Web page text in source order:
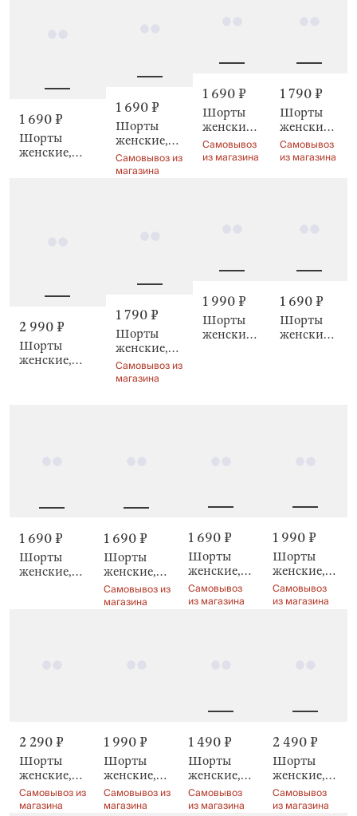
1 690 ₽
Шорты
женские,
1 690 ₽
Шорты
женские,
Elodie
Самовывоз из
магазина
1 690 ₽
Шорты
женские,
Nirla
Самовывоз
из магазина
1 790 ₽
Шорты
женские,
с
рюшами,
Самовывоз
из магазина
2 990 ₽
Шорты
женские,
1 790 ₽
Шорты
женские,
Deremisa
Самовывоз из
магазина
1 990 ₽
Шорты
женские,
1 690 ₽
Шорты
женские,
1 690 ₽
Шорты
женские,
1 690 ₽
Шорты
женские,
Amina
Самовывоз из
магазина
1 690 ₽
Шорты
женские,
Leksli
Самовывоз
из магазина
1 990 ₽
Шорты
женские,
домашние,
с
Самовывоз
из магазина
2 290 ₽
Шорты
женские,
Pegina
Самовывоз из
магазина
1 990 ₽
Шорты
женские,
домашние,
молочные,
Самовывоз из
магазина
1 490 ₽
Шорты
женские,
домашние,
серый
Самовывоз
из магазина
2 490 ₽
Шорты
женские,
домашние,
молочные,
Самовывоз
из магазина